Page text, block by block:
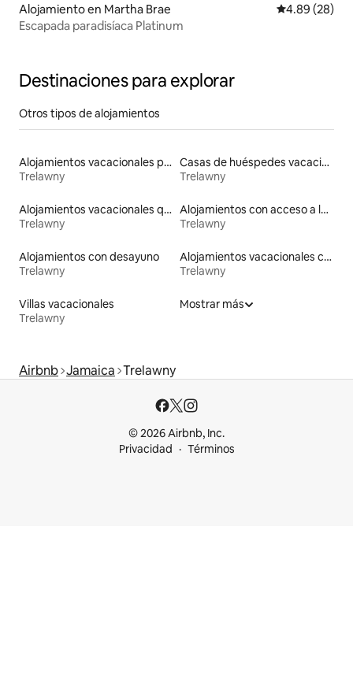
Alojamiento en Martha Brae Calificación
4.89 (28)
Escapada paradisíaca Platinum
Destinaciones para explorar
Otros tipos de alojamientos
Alojamientos vacacionales para familias
Trelawny
Casas de huéspedes vacacionales
Trelawny
Alojamientos vacacionales que admiten mascotas
Trelawny
Alojamientos con acceso a la playa
Trelawny
Alojamientos con desayuno
Trelawny
Alojamientos vacacionales con piscina
Trelawny
Villas vacacionales
Trelawny
Mostrar más
Airbnb Jamaica Trelawny
© 2026 Airbnb, Inc.
Privacidad
Términos